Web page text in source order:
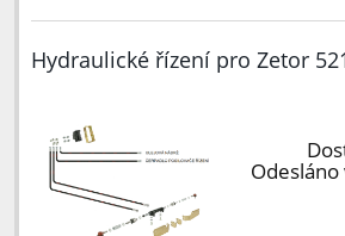
Hydraulické řízení pro Zetor